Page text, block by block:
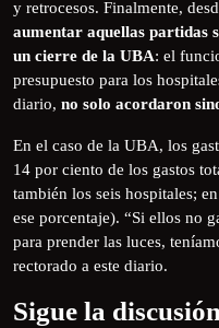
y retrocesos. Finalmente,
aumentar aquellas partidas
un cierre de la UBA: el
presupuesto para los
diario, no solo acordaron
En el caso de la UBA, los
14 por ciento de los gastos
también los seis hospitales;
ese porcentaje). “Si ellos no
para prender las luces,
rectorado a este diario.
Sigue la discusión